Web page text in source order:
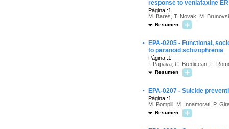
response to venlafaxine
Página :1
M. Bares, T. Novak, M.
Resumen
·
EPA-0205 - Functional,
to paranoid schizophrenia
Página :1
I. Papava, C. Bredicean, F.
Resumen
· EPA-0207 - Suicide
Página :1
M. Pompili, M. Innamorati, P.
Resumen